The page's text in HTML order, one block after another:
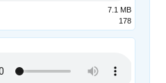
7.1 MB
178